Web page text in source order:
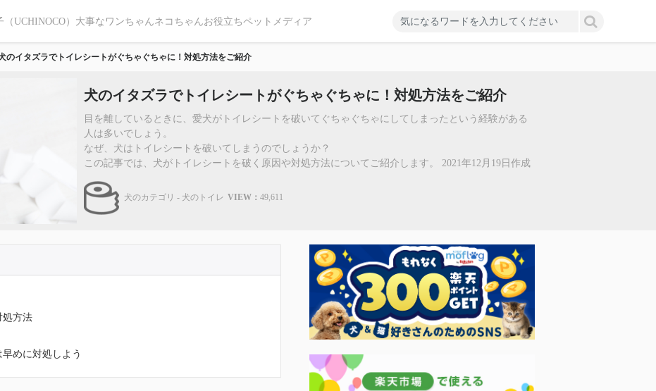
（UCHINOCO）大事なワンちゃんネコちゃんお役立ちペットメディア
のイタズラでトイレシートがぐちゃぐちゃに！対処方法をご紹介
犬のイタズラでトイレシートがぐちゃぐちゃに！対処方法をご紹介
目を離しているときに、愛犬がトイレシートを破いてぐちゃぐちゃにしてしまったという経験がある
人は多いでしょう。
なぜ、犬はトイレシートを破いてしまうのでしょうか？
この記事では、犬がトイレシートを破く原因や対処方法についてご紹介します。 2021年12月19日作成
犬のカテゴリ - 犬のトイレ VIEW： 49,611
処方法
めに対処しよう